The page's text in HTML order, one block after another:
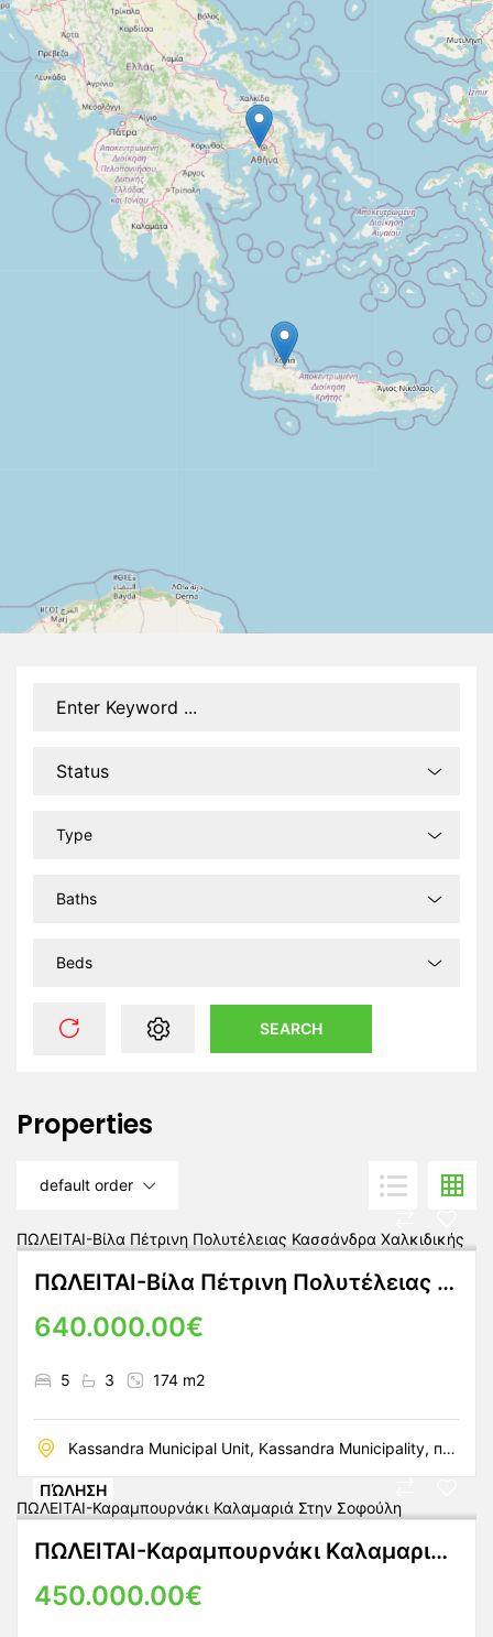
Type
Baths
Beds
SEARCH
Properties
default order
ΠΩΛΕΙΤΑΙ-Βίλα Πέτρινη Πολυτέλειας Κασσάνδρα Χαλκιδικής
640.000.00€
5 3 174 m2
Kassandra Municipal Unit, Kassandra Municipality, периферийная единица Халкидики, периферия Центральная Македония, Македония и Фракия, Греция
ΠΏΛΗΣΗ
ΠΩΛΕΙΤΑΙ-Καραμπουρνάκι Καλαμαριά Στην Σοφούλη
450.000.00€